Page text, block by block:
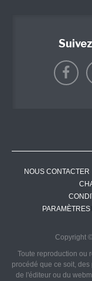
NOUS CONTACTER
Copyright
Toute reproduction ou
procédé que ce soit,
de l'éditeur ou du